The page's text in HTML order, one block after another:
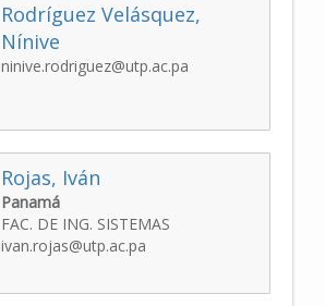
Rodríguez Velásquez,
Nínive
ninive.rodriguez@utp.ac.pa
Rojas, Iván
Panamá
FAC. DE ING. SISTEMAS
ivan.rojas@utp.ac.pa